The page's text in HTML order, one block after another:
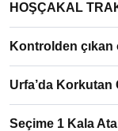
HOŞÇAKAL
Kontrolden
Urfa’da Korkutan
Seçime 1 Kala